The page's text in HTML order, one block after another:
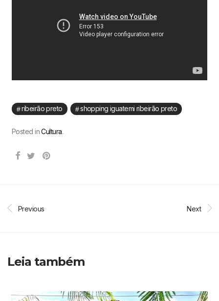
ribeirão preto shopping iguatemi ribeirão preto
Posted inCultura.
Previous Next
Leia também